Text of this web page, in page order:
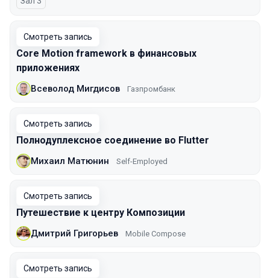
Смотреть запись
Core Motion framework в финансовых
приложениях
Всеволод Мигдисов Газпромбанк
Смотреть запись
Полнодуплексное соединение во Flutter
Михаил Матюнин Self-Employed
Смотреть запись
Путешествие к центру Композиции
Дмитрий Григорьев Mobile Compose
Смотреть запись